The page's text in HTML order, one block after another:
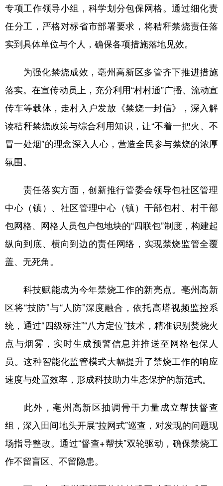
浙江 安徽 福建 江西
山东 河南 湖北 湖南
四川 贵州 云南 西藏
陕西 甘肃 青海 宁夏
新疆 内蒙古 黑龙江
多语种频道
English Español Français عربى
Русский язык 日本語 한국어
Deutsch Português
专项工作领导小组，科学划分包保网格。通过细化责
任分工，严格对标省市部署要求，将秸秆禁烧责任落
实到具体单位与个人，确保各项措施落地见效。
为强化禁烧成效，亳州高新区多管齐下推进措施
落实。在宣传动员上，充分利用“村村通”广播、流动宣
传车等载体，走村入户发放《禁烧一封信》，深入解
读秸秆禁烧政策与综合利用知识，让“不着一把火、不
冒一处烟”的理念深入人心，营造全民参与禁烧的浓厚
氛围。
责任落实方面，创新推行管委会领导包社区管理
中心（镇）、社区管理中心（镇）干部包村、村干部
包网格、网格人员包户包地块的“四联包”制度，构建起
纵向到底、横向到边的责任网络，实现禁烧监管全覆
盖、无死角。
科技赋能成为今年禁烧工作的新亮点。亳州高新
区将“技防”与“人防”深度融合，依托高塔视频监控系
统，通过“四级标注”“八方定位”技术，精准识别焚烧火
点与烟雾，实时生成预警信息并推送至网格包保人
员。这种智能化监管模式大幅提升了禁烧工作的响应
速度与处置效率，形成科技助力生态保护的新范式。
此外，亳州高新区抽调骨干力量成立帮扶督查
组，深入田间地头开展“拉网式”巡查，对发现的问题现
场指导整改。通过“督查+帮扶”双轮驱动，确保禁烧工
作不留盲区、不留隐患。